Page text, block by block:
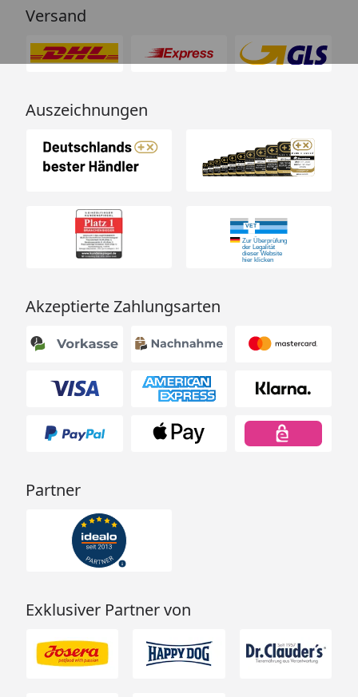
Versand
Auszeichnungen
Akzeptierte Zahlungsarten
Partner
Exklusiver Partner von